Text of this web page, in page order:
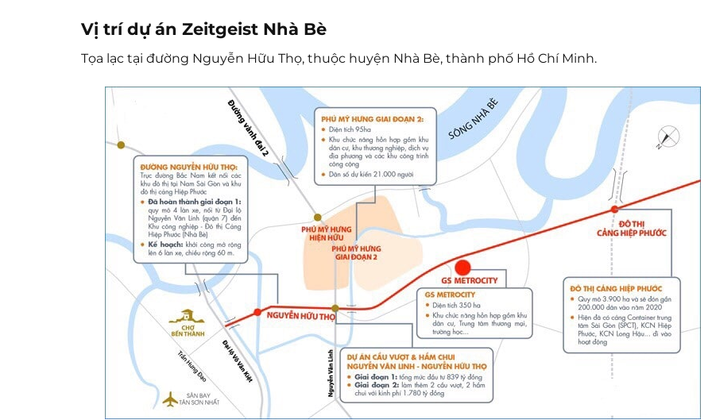
Vị trí dự án Zeitgeist Nhà Bè
Tọa lạc tại đường Nguyễn Hữu Thọ, thuộc huyện Nhà Bè, thành phố Hồ Chí Minh.